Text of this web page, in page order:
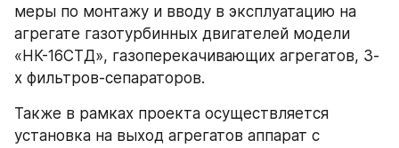
меры по монтажу и вводу в эксплуатацию на
агрегате газотурбинных двигателей модели
«НК-16СТД», газоперекачивающих агрегатов, 3-
х фильтров-сепараторов.
Также в рамках проекта осуществляется
установка на выход агрегатов аппарат с